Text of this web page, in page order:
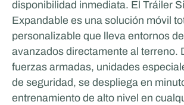
disponibilidad inmediata. El Tráiler
Expandable es una solución móvil
personalizable que lleva entornos
avanzados directamente al terreno.
fuerzas armadas, unidades
de seguridad, se despliega en
entrenamiento de alto nivel en